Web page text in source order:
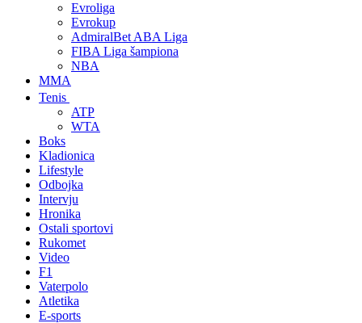
Evroliga
Evrokup
AdmiralBet ABA Liga
FIBA Liga šampiona
NBA
MMA
Tenis
ATP
WTA
Boks
Kladionica
Lifestyle
Odbojka
Intervju
Hronika
Ostali sportovi
Rukomet
Video
F1
Vaterpolo
Atletika
E-sports